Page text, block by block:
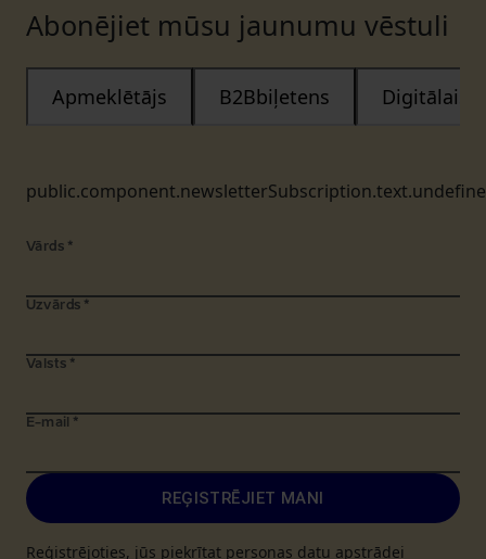
Abonējiet mūsu jaunumu vēstuli
Apmeklētājs B2Bbiļetens Digitālais
Vārds *
Uzvārds *
Valsts *
E-mail *
REĢISTRĒJIET MANI
Reģistrējoties, jūs piekrītat personas datu apstrādei